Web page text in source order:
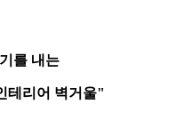
를 내는
테리어 벽거울"